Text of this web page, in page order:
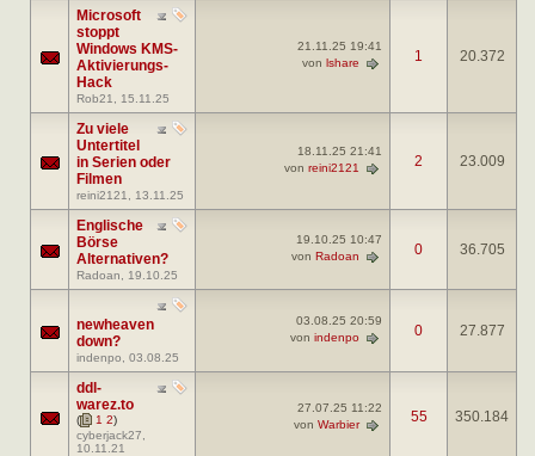
Microsoft
stoppt
Windows KMS-
Aktivierungs-
Hack
Rob21 , 15.11.25
21.11.25 19:41
von lshare 1 20.372
Zu viele
Untertitel
in Serien oder
Filmen
reini2121 , 13.11.25
18.11.25 21:41
von reini2121 2 23.009
Englische
Börse
Alternativen?
Radoan , 19.10.25
19.10.25 10:47
von Radoan 0 36.705
newheaven
down?
indenpo , 03.08.25
03.08.25 20:59
von indenpo 0 27.877
ddl-
warez.to
( 1 2)
cyberjack27
10.11.21
27.07.25 11:22
von Warbier 55 350.184